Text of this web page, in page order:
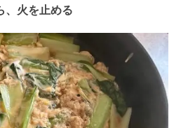
、火を止める